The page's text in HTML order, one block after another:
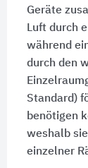
Geräte
Luft durch
während
durch den
Standard)
benötigen
weshalb
einzelner